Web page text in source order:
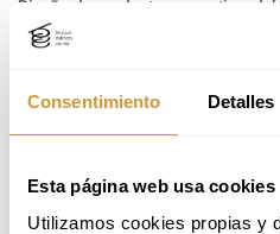
Consentimiento Detalles
Esta página web usa cookies
Utilizamos cookies propias y
Diseño de producto y narrativa: del
Design brief: definición de un
microorganismo, sustrato y
audiencias: consumidor final,
inversor/startup.